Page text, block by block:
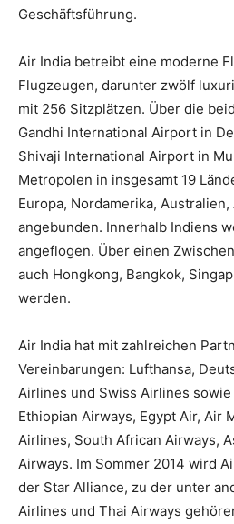
Geschäftsführung.
Air India betreibt eine moderne
Flugzeugen, darunter zwölf
mit 256 Sitzplätzen. Über die
Gandhi International Airport in
Shivaji International Airport in
Metropolen in insgesamt 19
Europa, Nordamerika,
angebunden. Innerhalb Indiens
angeflogen. Über einen
auch Hongkong, Bangkok,
werden.
Air India hat mit zahlreichen
Vereinbarungen: Lufthansa,
Airlines und Swiss Airlines
Ethiopian Airways, Egypt Air, Air
Airlines, South African Airways,
Airways. Im Sommer 2014 wird
der Star Alliance, zu der unter
Airlines und Thai Airways